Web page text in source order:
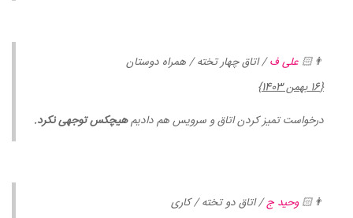
👨🏻 علی ف/ اتاق چهار تخته / همراه دوستان
{16 بهمن 1403}
درخواست تمیز کردن اتاق و سرویس هم دادیمهیچکس توجهی نکرد.
👨🏻وحید ج/ اتاق دو تخته / کاری